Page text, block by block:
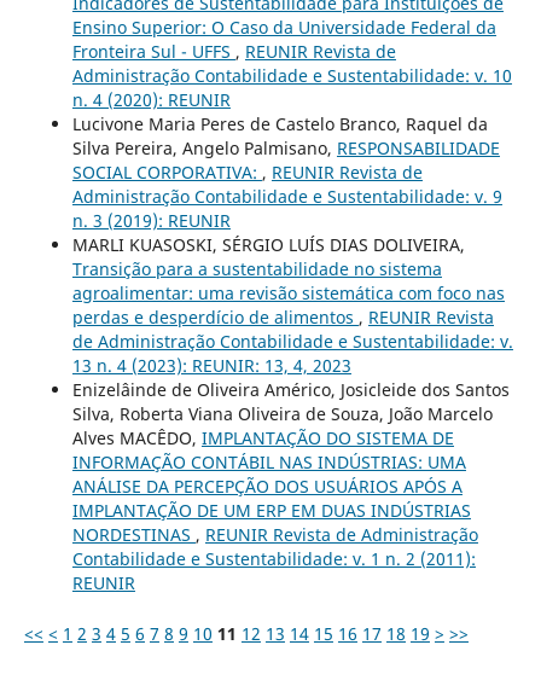
Ensino Superior: O Caso da Universidade Federal da
Fronteira Sul - UFFS , REUNIR Revista de
Administração Contabilidade e Sustentabilidade: v. 10
n. 4 (2020): REUNIR
Lucivone Maria Peres de Castelo Branco, Raquel da
Silva Pereira, Angelo Palmisano, RESPONSABILIDADE
SOCIAL CORPORATIVA: , REUNIR Revista de
Administração Contabilidade e Sustentabilidade: v. 9
n. 3 (2019): REUNIR
MARLI KUASOSKI, SÉRGIO LUÍS DIAS DOLIVEIRA,
Transição para a sustentabilidade no sistema
agroalimentar: uma revisão sistemática com foco nas
perdas e desperdício de alimentos , REUNIR Revista
de Administração Contabilidade e Sustentabilidade: v.
13 n. 4 (2023): REUNIR: 13, 4, 2023
Enizelâinde de Oliveira Américo, Josicleide dos Santos
Silva, Roberta Viana Oliveira de Souza, João Marcelo
Alves MACÊDO, IMPLANTAÇÃO DO SISTEMA DE
INFORMAÇÃO CONTÁBIL NAS INDÚSTRIAS: UMA
ANÁLISE DA PERCEPÇÃO DOS USUÁRIOS APÓS A
IMPLANTAÇÃO DE UM ERP EM DUAS INDÚSTRIAS
NORDESTINAS , REUNIR Revista de Administração
Contabilidade e Sustentabilidade: v. 1 n. 2 (2011):
REUNIR
<< < 1 2 3 4 5 6 7 8 9 10 11 12 13 14 15 16 17 18 19 > >>